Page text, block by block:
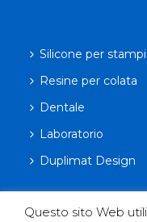
Silicone per stampi
Resine per colata
Dentale
Laboratorio
Duplimat Design
Questo sito Web